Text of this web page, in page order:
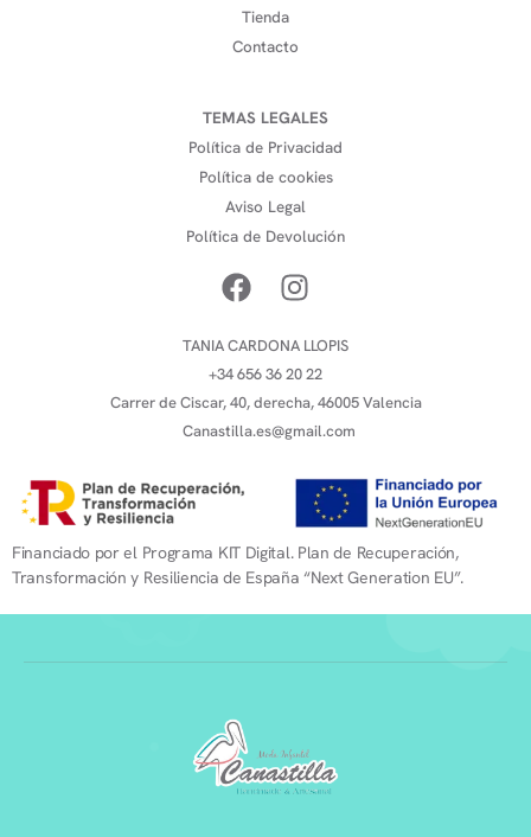
Tienda
Contacto
TEMAS LEGALES
Política de Privacidad
Política de cookies
Aviso Legal
Política de Devolución
TANIA CARDONA LLOPIS
+34 656 36 20 22
Carrer de Ciscar, 40, derecha, 46005 Valencia
Canastilla.es@gmail.com
Financiado por el Programa KIT Digital. Plan de Recuperación,
Transformación y Resiliencia de España “Next Generation EU”.